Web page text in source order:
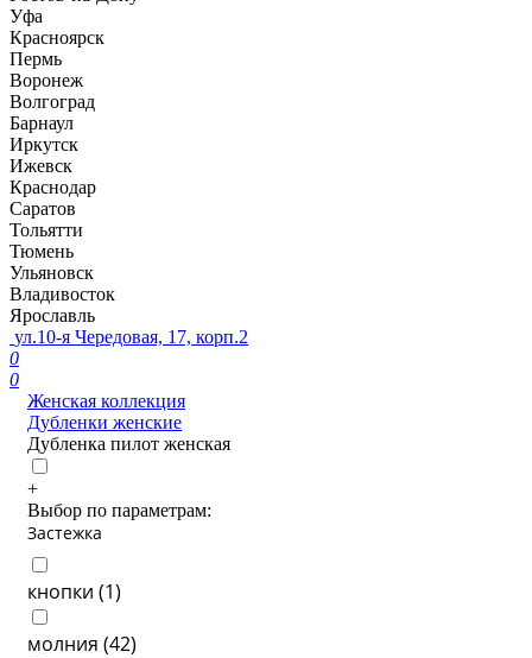
Уфа
Красноярск
Пермь
Воронеж
Волгоград
Барнаул
Иркутск
Ижевск
Краснодар
Саратов
Тольятти
Тюмень
Ульяновск
Владивосток
Ярославль
ул.10-я Чередовая, 17, корп.2
0
0
Женская коллекция
Дубленки женские
Дубленка пилот женская
+
Выбор по параметрам:
Застежка
кнопки (1)
молния (42)